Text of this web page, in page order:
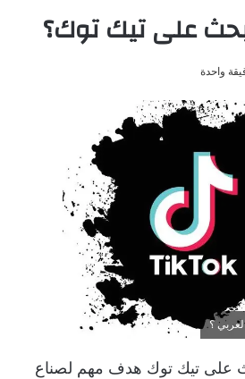
على تيك توك؟
واحدة
؟
على تيك توك هدف مهم لصناع